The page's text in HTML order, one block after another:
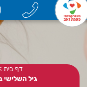
דף בית
גיל השלישי